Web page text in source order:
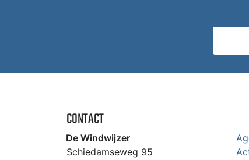
CONTACT
De Windwijzer
Schiedamseweg 95